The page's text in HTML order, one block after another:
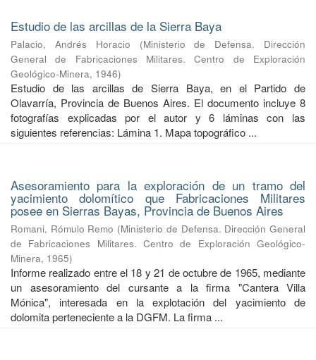
Estudio de las arcillas de la Sierra Baya
Palacio, Andrés Horacio (Ministerio de Defensa. Dirección
General de Fabricaciones Militares. Centro de Exploración
Geológico-Minera, 1946)
Estudio de las arcillas de Sierra Baya, en el Partido de
Olavarría, Provincia de Buenos Aires. El documento incluye 8
fotografías explicadas por el autor y 6 láminas con las
siguientes referencias: Lámina 1. Mapa topográfico ...
Asesoramiento para la exploración de un tramo del
yacimiento dolomítico que Fabricaciones Militares
posee en Sierras Bayas, Provincia de Buenos Aires
Romani, Rómulo Remo (Ministerio de Defensa. Dirección General
de Fabricaciones Militares. Centro de Exploración Geológico-
Minera, 1965)
Informe realizado entre el 18 y 21 de octubre de 1965, mediante
un asesoramiento del cursante a la firma "Cantera Villa
Mónica", interesada en la explotación del yacimiento de
dolomita perteneciente a la DGFM. La firma ...